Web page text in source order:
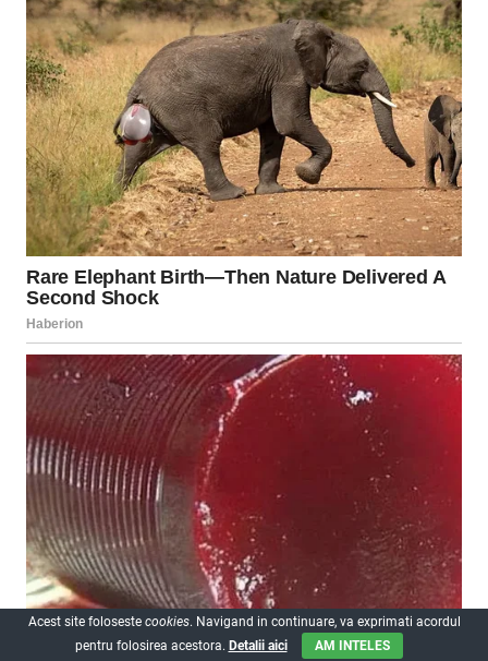
Acest site foloseste cookies. Navigand in continuare, va exprimati acordul
pentru folosirea acestora. Detalii aici AM INTELES